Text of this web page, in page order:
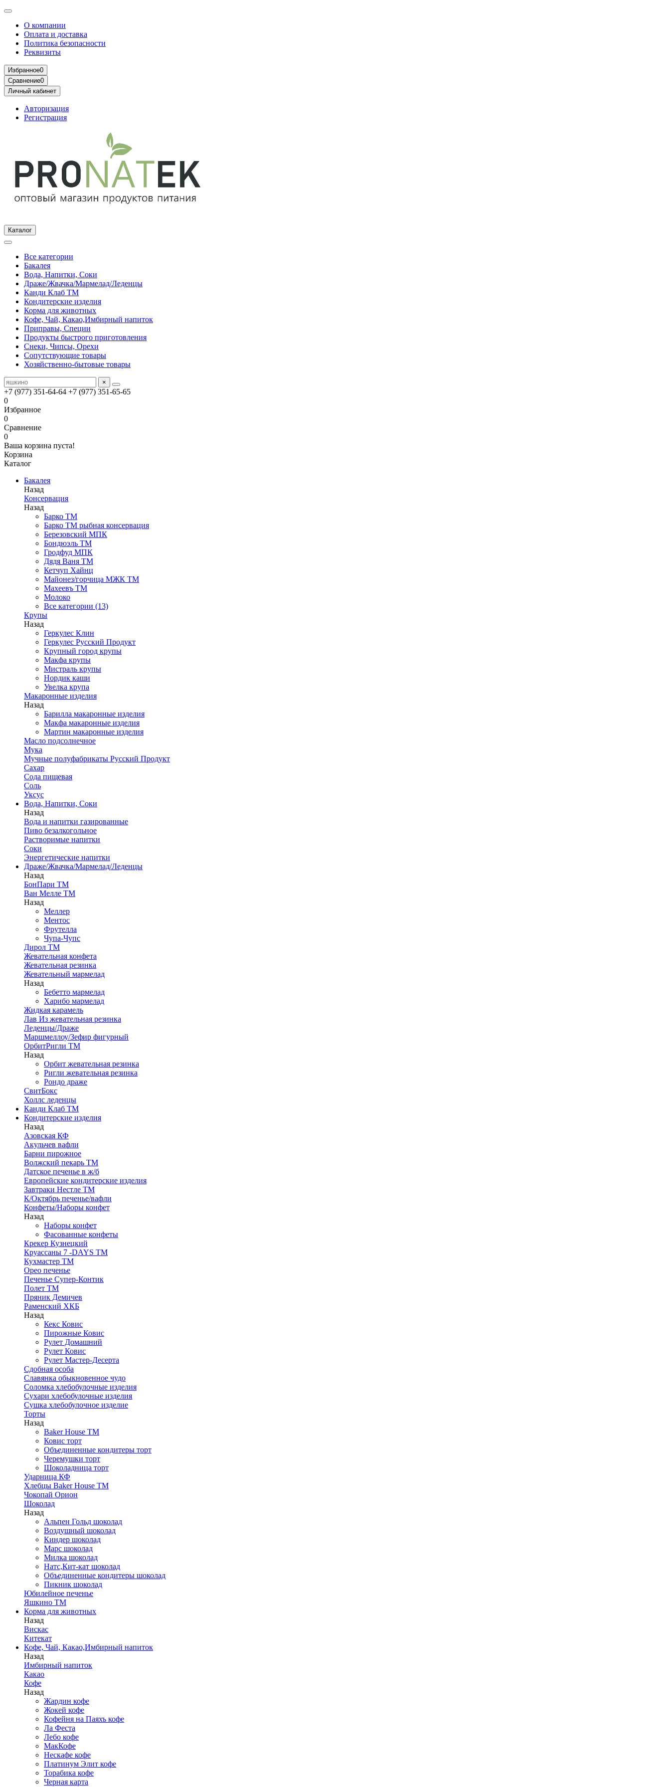
О компании
Оплата и доставка
Политика безопасности
Реквизиты
Избранное0
Сравнение0
Личный кабинет
Авторизация
Регистрация
Каталог
Все категории
Бакалея
Вода, Напитки, Соки
Драже/Жвачка/Мармелад/Леденцы
Канди Клаб ТМ
Кондитерские изделия
Корма для животных
Кофе, Чай, Какао,Имбирный напиток
Приправы, Специи
Продукты быстрого приготовления
Снеки, Чипсы, Орехи
Сопутствующие товары
Хозяйственно-бытовые товары
×
+7 (977) 351-64-64 +7 (977) 351-65-65
0
Избранное
0
Сравнение
0
Ваша корзина пуста!
Корзина
Каталог
Бакалея
Назад
Консервация
Назад
Барко ТМ
Барко ТМ рыбная консервация
Березовский МПК
Бондюэль ТМ
Гродфуд МПК
Дядя Ваня ТМ
Кетчуп Хайнц
Майонез/горчица МЖК ТМ
Махеевъ ТМ
Молоко
Все категории (13)
Крупы
Назад
Геркулес Клин
Геркулес Русский Продукт
Крупный город крупы
Макфа крупы
Мистраль крупы
Нордик каши
Увелка крупа
Макаронные изделия
Назад
Барилла макаронные изделия
Макфа макаронные изделия
Мартин макаронные изделия
Масло подсолнечное
Мука
Мучные полуфабрикаты Русский Продукт
Сахар
Сода пищевая
Соль
Уксус
Вода, Напитки, Соки
Назад
Вода и напитки газированные
Пиво безалкогольное
Растворимые напитки
Соки
Энергетические напитки
Драже/Жвачка/Мармелад/Леденцы
Назад
БонПари ТМ
Ван Мелле ТМ
Назад
Меллер
Ментос
Фрутелла
Чупа-Чупс
Дирол ТМ
Жевательная конфета
Жевательная резинка
Жевательный мармелад
Назад
Бебетто мармелад
Харибо мармелад
Жидкая карамель
Лав Из жевательная резинка
Леденцы/Драже
Маршмеллоу/Зефир фигурный
ОрбитРигли ТМ
Назад
Орбит жевательная резинка
Ригли жевательная резинка
Рондо драже
СвитБокс
Холлс леденцы
Канди Клаб ТМ
Кондитерские изделия
Назад
Азовская КФ
Акульчев вафли
Барни пирожное
Волжский пекарь ТМ
Датское печенье в ж/б
Европейские кондитерские изделия
Завтраки Нестле ТМ
К/Октябрь печенье/вафли
Конфеты/Наборы конфет
Назад
Наборы конфет
Фасованные конфеты
Крекер Кузнецкий
Круассаны 7 -DAYS ТМ
Кухмастер ТМ
Орео печенье
Печенье Супер-Контик
Полет ТМ
Пряник Демичев
Раменский ХКБ
Назад
Кекс Ковис
Пирожные Ковис
Рулет Домашний
Рулет Ковис
Рулет Мастер-Десерта
Сдобная особа
Славянка обыкновенное чудо
Соломка хлебобулочные изделия
Сухари хлебобулочные изделия
Сушка хлебобулочное изделие
Торты
Назад
Baker House ТМ
Ковис торт
Объединенные кондитеры торт
Черемушки торт
Шоколадница торт
Ударница КФ
Хлебцы Baker House ТМ
Чокопай Орион
Шоколад
Назад
Альпен Гольд шоколад
Воздушный шоколад
Киндер шоколад
Марс шоколад
Милка шоколад
Натс,Кит-кат шоколад
Объединенные кондитеры шоколад
Пикник шоколад
Юбилейное печенье
Яшкино ТМ
Корма для животных
Назад
Вискас
Китекат
Кофе, Чай, Какао,Имбирный напиток
Назад
Имбирный напиток
Какао
Кофе
Назад
Жардин кофе
Жокей кофе
Кофейня на Паяхъ кофе
Ла Феста
Лебо кофе
МакКофе
Нескафе кофе
Платинум Элит кофе
Торабика кофе
Черная карта